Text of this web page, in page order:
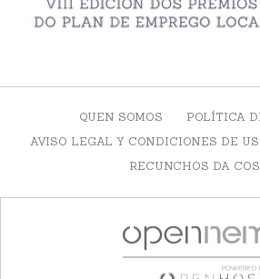
QUEN SOMOS
POLÍTICA
AVISO LEGAL Y CONDICIONES DE
RECUNCHOS DA